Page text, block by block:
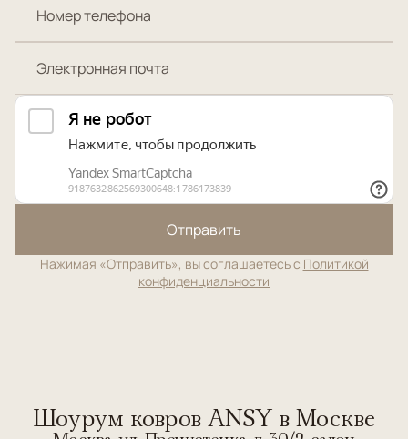
Отправить
Нажимая «Отправить», вы соглашаетесь с Политикой
конфиденциальности
Шоурум ковров ANSY в Москве